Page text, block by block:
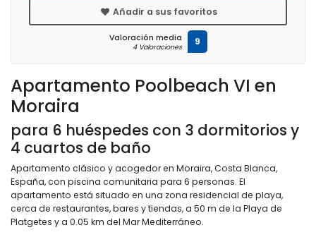
Apartamento Poolbeach VI en
Moraira
para 6 huéspedes con 3 dormitorios y
4 cuartos de baño
Apartamento clásico y acogedor en Moraira, Costa Blanca,
España, con piscina comunitaria para 6 personas. El
apartamento está situado en una zona residencial de playa,
cerca de restaurantes, bares y tiendas, a 50 m de la Playa de
Platgetes y a 0.05 km del Mar Mediterráneo.
Añadir a sus favoritos
Valoración media
4 Valoraciones 9